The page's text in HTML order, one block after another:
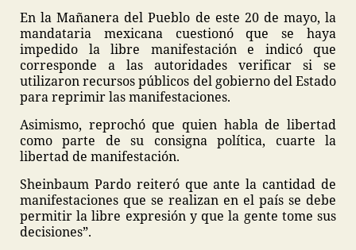
En la Mañanera del Pueblo de este 20 de mayo, la
mandataria mexicana cuestionó que se haya
impedido la libre manifestación e indicó que
corresponde a las autoridades verificar si se
utilizaron recursos públicos del gobierno del Estado
para reprimir las manifestaciones.
Asimismo, reprochó que quien habla de libertad
como parte de su consigna política, cuarte la
libertad de manifestación.
Sheinbaum Pardo reiteró que ante la cantidad de
manifestaciones que se realizan en el país se debe
permitir la libre expresión y que la gente tome sus
decisiones”.